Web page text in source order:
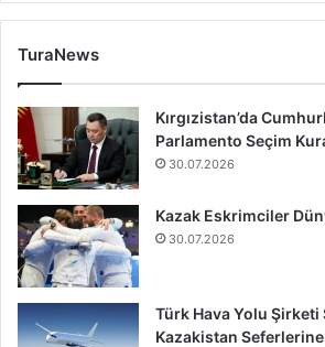
TuraNews
Kırgızistan’da
Parlamento Seçim
30.07.2026
Kazak Eskrimciler
30.07.2026
Türk Hava Yolu Şirketi
Kazakistan Seferlerine